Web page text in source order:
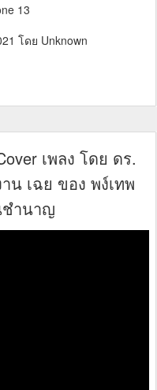
13
โดย Unknown
เพลง โดย ดร.
น เฉย ของ พง์เทพ
ชำนาญ